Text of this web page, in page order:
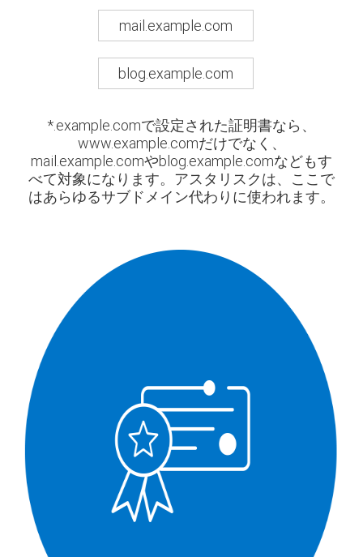
mail.example.com
blog.example.com
*.example.comで設定された証明書なら、
www.example.comだけでなく、
mail.example.comやblog.example.comなどもす
べて対象になります。アスタリスクは、ここで
はあらゆるサブドメイン代わりに使われます。